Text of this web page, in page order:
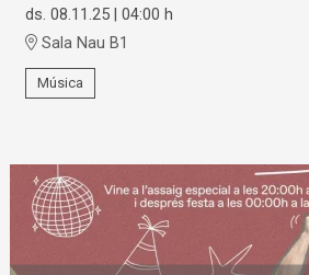
ds. 08.11.25 |04:00 h
Sala Nau B1
Música